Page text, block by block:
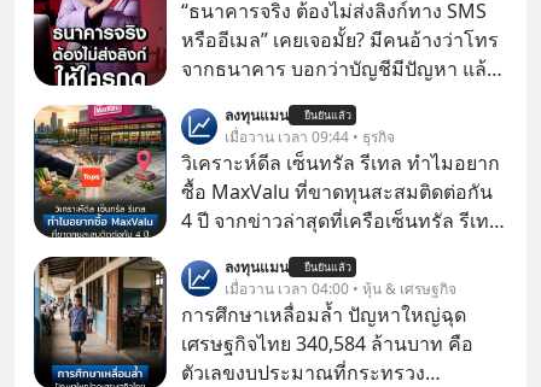
“ธนาคารจริง ต้องไม่ส่งลิงก์ทาง SMS
หรืออีเมล” เคยเจอมั้ย? มีคนอ้างว่าโทร
จากธนาคาร บอกว่าบัญชีมีปัญหา แล้ว
ทันที มาฟัง “ป้าเก๋าเล่ากลโกง” เพื่อรู้ทัน
มุกหลอกลวงในคราบความน่าเชื่อถือ
กันค่ะ #แก้เกมกลโกง #ป้าเก๋าเล่ากล
โกง #LivesSustainably #อยู่อย่าง
ยั่งยืน #CyberSecurity #ป้าเก๋า
#FraudEducation #FinancialLiteracy
#DigitalBankWithHumanTouch
ลงทุนแมน ยืนยันแล้ว
เมื่อวาน เวลา 09:44 • ธุรกิจ
วิเคราะห์ดีล เซ็นทรัล รีเทล ทำไมอยาก
ซื้อ MaxValu ที่ขาดทุนสะสมติดต่อกัน
4 ปี จากข่าวล่าสุดที่เครือเซ็นทรัล รีเทล
เปอร์มาร์เก็ต MaxValu ในประเทศไทย
ที่มีอยู่ทั้งหมด 30 สาขา และจะเปลี่ยน
MaxValu เป็นแบรนด์ Tops ทั้งหมด
ลงทุนแมน ยืนยันแล้ว
เมื่อวาน เวลา 04:00 • หุ้น & เศรษฐกิจ
การศึกษาเหลื่อมล้ำ ปัญหาใหญ่ฉุด
เศรษฐกิจไทย 340,584 ล้านบาท คือ
ตัวเลขงบประมาณที่กระทรวง